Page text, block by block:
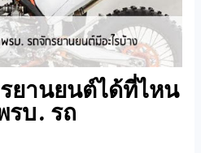
ยานยนต์ได้ที่ไหน
รบ. รถ